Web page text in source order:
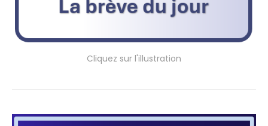
Cliquez sur l'illustration